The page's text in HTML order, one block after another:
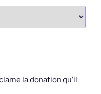
la donation qu’il